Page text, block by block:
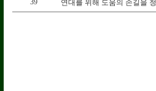
39 연대를 위해 도움의 손길을